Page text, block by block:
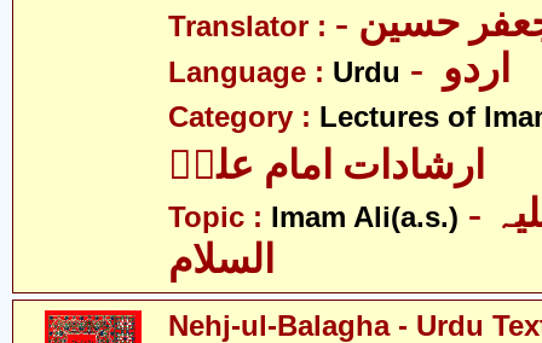
Translator : حسین
Language : Urdu
Category : Lectures of
ارشادات امام علیؑ
Topic : Imam Ali(a.s.) - امام علی علیہ
Nehj-ul-Balagha - Urdu